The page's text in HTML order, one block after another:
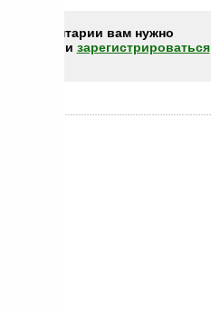
комментарии вам нужно
или зарегистрироваться